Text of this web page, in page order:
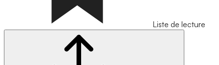
Liste de lecture